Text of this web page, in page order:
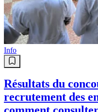
Info
Résultats du
recrutement des